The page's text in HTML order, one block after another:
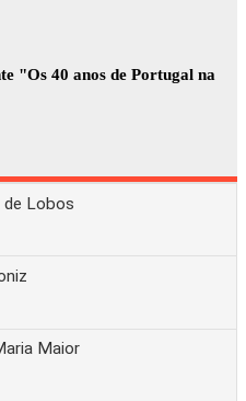
"Os 40 anos de Portugal na